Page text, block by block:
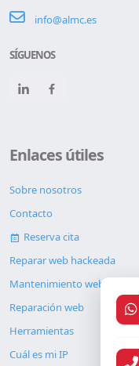
info@almc.es
SÍGUENOS
Enlaces útiles
Sobre nosotros
Contacto
Reserva cita
Reparar web hackeada
Mantenimiento web
Reparación web
Herramientas
Cuál es mi IP